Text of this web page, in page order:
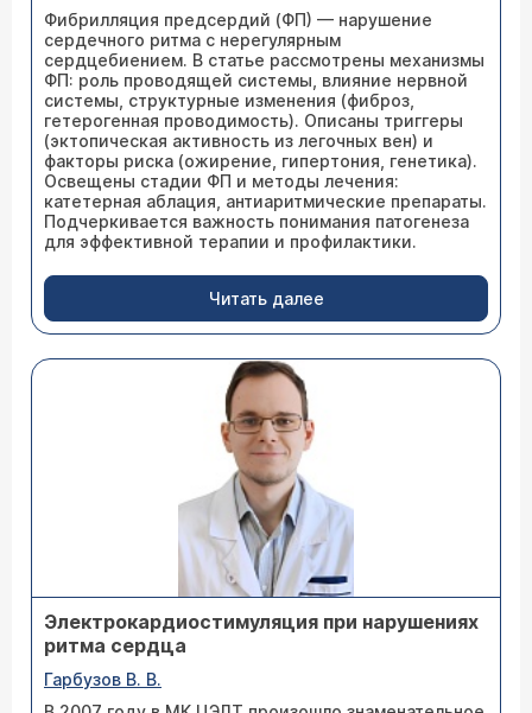
Фибрилляция предсердий (ФП) — нарушение
сердечного ритма с нерегулярным
сердцебиением. В статье рассмотрены механизмы
ФП: роль проводящей системы, влияние нервной
системы, структурные изменения (фиброз,
гетерогенная проводимость). Описаны триггеры
(эктопическая активность из легочных вен) и
факторы риска (ожирение, гипертония, генетика).
Освещены стадии ФП и методы лечения:
катетерная аблация, антиаритмические препараты.
Подчеркивается важность понимания патогенеза
для эффективной терапии и профилактики.
Читать далее
Электрокардио­стимуляция при нарушениях
ритма сердца
Гарбузов В. В.